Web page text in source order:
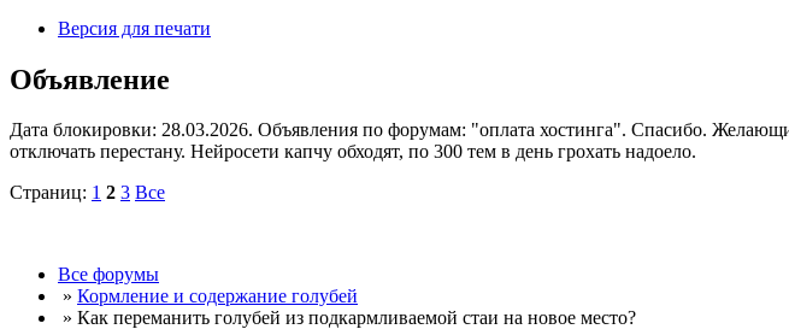
Версия для печати
Объявление
Дата блокировки: 28.03.2026. Объявления по форумам: "оплата хостинга". Спасибо.
отключать перестану. Нейросети капчу обходят, по 300 тем в день грохать надоело.
Страниц: 1 2 3 Все
Все форумы
» Кормление и содержание голубей
» Как переманить голубей из подкармливаемой стаи на новое место?